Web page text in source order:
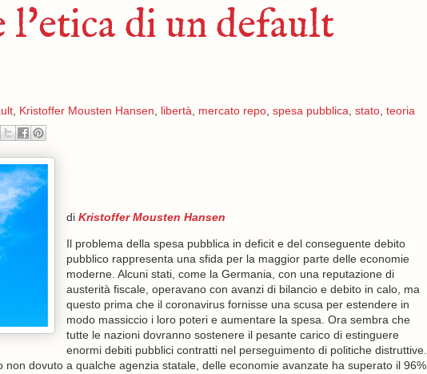
l'etica di un default
, Kristoffer Mousten Hansen libertà mercato repo, spesa pubblica stato, teoria
di Kristoffer Mousten Hansen
Il problema della spesa pubblica in deficit e del conseguente debito
pubblico rappresenta una sfida per la maggior parte delle economie
moderne. Alcuni stati, come la Germania, con una reputazione di
austerità fiscale, operavano con avanzi di bilancio e debito in calo, ma
questo prima che il coronavirus fornisse una scusa per estendere in
modo massiccio i loro poteri e aumentare la spesa. Ora sembra che
tutte le nazioni dovranno sostenere il pesante carico di estinguere
enormi debiti pubblici contratti nel perseguimento di politiche distruttive.
dovuto a qualche agenzia statale, delle economie avanzate ha superato il 96%